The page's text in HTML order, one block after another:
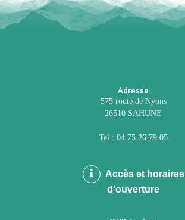
Adresse
575 route de Nyons
26510 SAHUNE
Tel : 04 75 26 79 05
Accès et horaires
d'ouverture